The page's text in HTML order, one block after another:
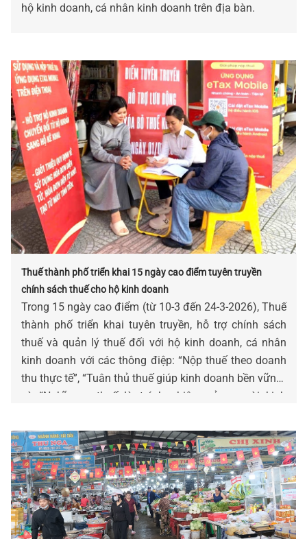
hộ kinh doanh, cá nhân kinh doanh trên địa bàn.
Thuế thành phố triển khai 15 ngày cao điểm tuyên truyền
chính sách thuế cho hộ kinh doanh
Trong 15 ngày cao điểm (từ 10-3 đến 24-3-2026), Thuế
thành phố triển khai tuyên truyền, hỗ trợ chính sách
thuế và quản lý thuế đối với hộ kinh doanh, cá nhân
kinh doanh với các thông điệp: “Nộp thuế theo doanh
thu thực tế”, “Tuân thủ thuế giúp kinh doanh bền vững”
và “Nghĩa vụ thuế là trách nhiệm của người kinh